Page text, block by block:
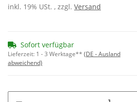
inkl. 19% USt. , zzgl. Versand
Sofort verfügbar
Lieferzeit: 1 - 3 Werktage** (DE - Ausland
abweichend)